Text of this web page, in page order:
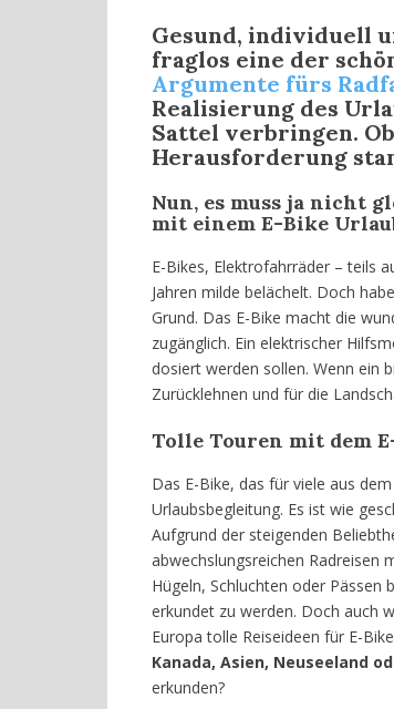
Gesund, individuell
fraglos eine der
Argumente fürs
Realisierung des
Sattel verbringen.
Herausforderung
Nun, es muss ja nicht
mit einem E-Bike
E-Bikes, Elektrofahrräder – teils
Jahren milde belächelt. Doch
Grund. Das E-Bike macht die
zugänglich. Ein elektrischer
dosiert werden sollen. Wenn ein
Zurücklehnen und für die
Tolle Touren mit dem
Das E-Bike, das für viele aus
Urlaubsbegleitung. Es ist wie
Aufgrund der steigenden
abwechslungsreichen Radreisen
Hügeln, Schluchten oder Pässen
erkundet zu werden. Doch auch
Europa tolle Reiseideen für E-
Kanada, Asien, Neuseeland
erkunden?